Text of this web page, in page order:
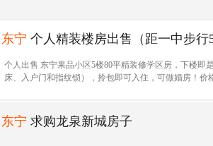
东宁 个人精装楼房出售（距一中步行
个人出售 东宁果品小区5楼80平精装修学区房，下楼
床、入户门和指纹锁），拎包即可入住，可做婚房！价
东宁 求购龙泉新城房子